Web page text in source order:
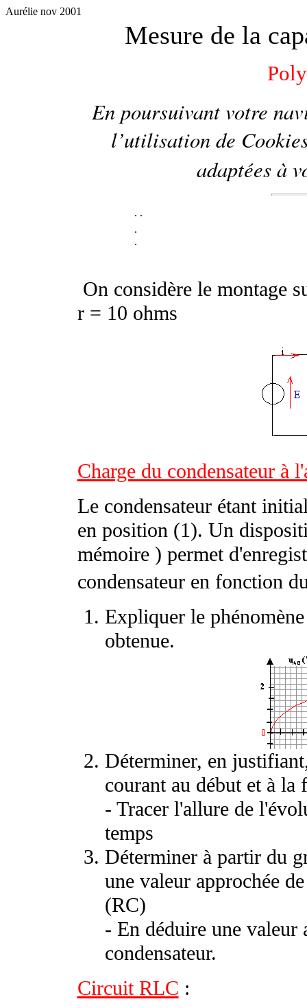
Aurélie nov 2001
Mesure de la
En poursuivant votre
l’utilisation de
adaptées à
. .
.
.
On considère le montage
r = 10 ohms
Charge du condensateur à
Le condensateur étant
en position (1). Un
mémoire ) permet
condensateur en fonction
Expliquer le
obtenue.
Déterminer, en
courant au début et à la
- Tracer l'allure de
temps
Déterminer à partir du
une valeur approchée
(RC)
- En déduire une valeur
condensateur.
Circuit RLC :